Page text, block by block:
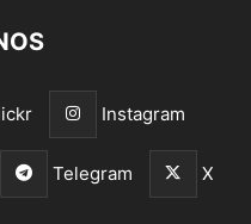
Instagram
Telegram X